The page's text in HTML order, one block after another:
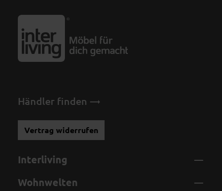
Händler finden
Vertrag widerrufen
Interliving
Wohnwelten